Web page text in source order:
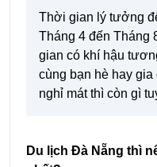
Thời gian lý tưởng
Tháng 4 đến Tháng
gian có khí hậu
cùng bạn hè hay
nghỉ mát thì còn gì
Du lịch Đà Nẵng thì